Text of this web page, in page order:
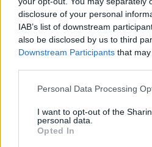
disclosure of your personal
IAB’s list of downstream
also be disclosed by us to third
Downstream Participants that
Personal Data Processing
I want to opt-out of the
personal data.
Opted In